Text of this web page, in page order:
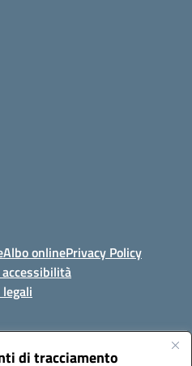
di tracciamento
Albo onlinePrivacy Policy
(CA)